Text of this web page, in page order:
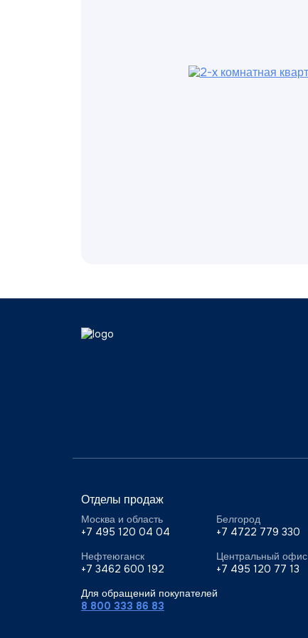
Отделы продаж
Москва и область
+7 495 120 04 04
Белгород
+7 4722 779 330
Нефтеюганск
+7 3462 600 192
Центральный офис
+7 495 120 77 13
Для обращений покупателей
8 800 333 86 83